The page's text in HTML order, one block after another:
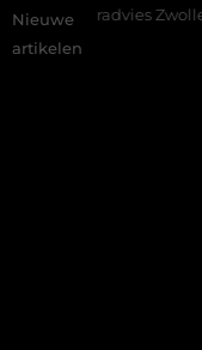
Nieuwe
artikelen
Zwolle Nieuw